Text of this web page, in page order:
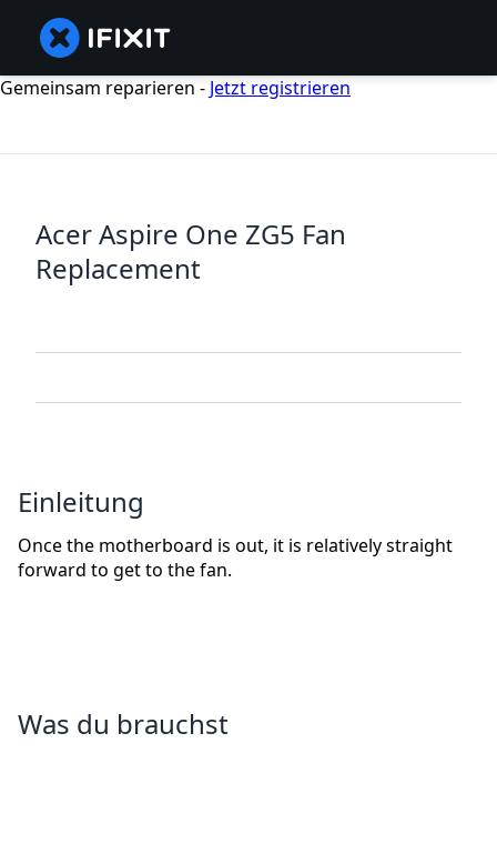
Gemeinsam reparieren - Jetzt registrieren
Acer Aspire One ZG5 Fan
Replacement
Einleitung
Once the motherboard is out, it is relatively straight
forward to get to the fan.
Was du brauchst